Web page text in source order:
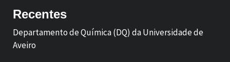
Recentes
Departamento de Química (DQ) da Universidade de
Aveiro